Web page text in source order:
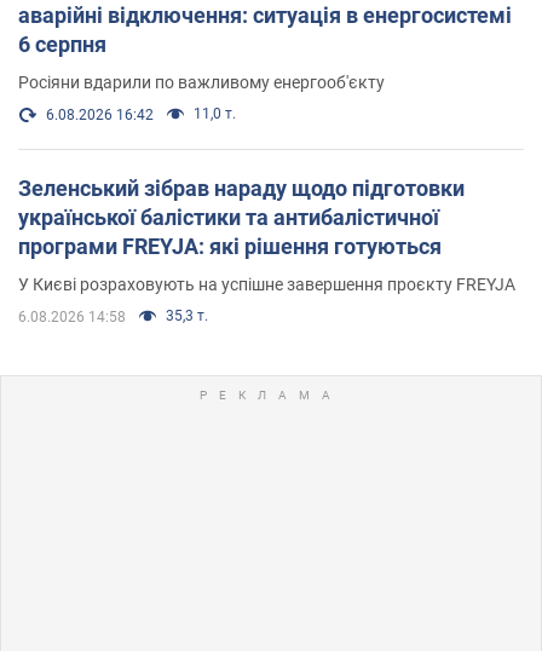
аварійні відключення: ситуація в енергосистемі
6 серпня
Росіяни вдарили по важливому енергооб'єкту
6.08.2026 16:42 11,0 т.
Зеленський зібрав нараду щодо підготовки
української балістики та антибалістичної
програми FREYJA: які рішення готуються
У Києві розраховують на успішне завершення проєкту FREYJA
6.08.2026 14:58 35,3 т.